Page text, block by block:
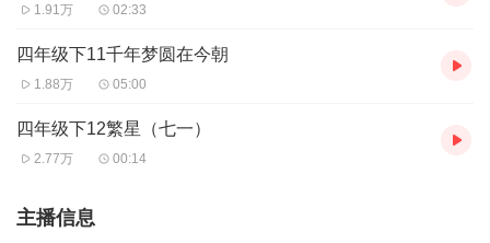
1.91万 02:33
四年级下11千年梦圆在今朝
1.88万 05:00
四年级下12繁星（七一）
2.77万 00:14
主播信息